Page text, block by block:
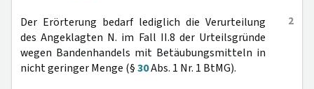
2
Der Erörterung bedarf lediglich die Verurteilung
des Angeklagten N. im Fall II.8 der Urteilsgründe
wegen Bandenhandels mit Betäubungsmitteln in
nicht geringer Menge (§30Abs. 1 Nr. 1 BtMG).